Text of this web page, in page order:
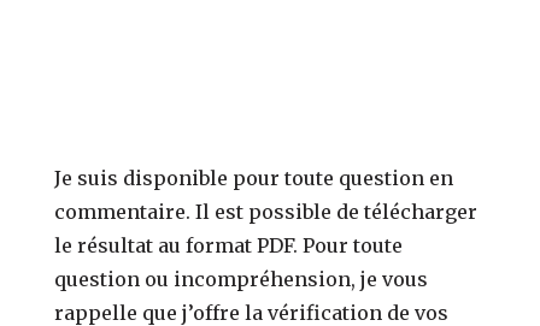
Je suis disponible pour toute question en
commentaire. Il est possible de télécharger
le résultat au format PDF. Pour toute
question ou incompréhension, je vous
rappelle que j’offre la vérification de vos